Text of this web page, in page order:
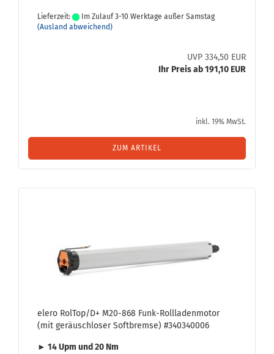
Lieferzeit:
Im Zulauf 3-10 Werktage außer Samstag
(Ausland abweichend)
UVP 334,50 EUR
Ihr Preis ab 191,10 EUR
inkl. 19% MwSt.
ZUM ARTIKEL
elero Rol­Top/D+ M20-​868 Funk-​Roll­la­den­mo­tor
(mit ge­räusch­lo­ser Soft­brem­se) #340340006
► 14 Upm und 20 Nm